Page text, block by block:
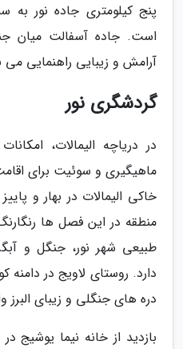
پنج کیلومتری جاده نور به
است. جاده آسفالت میان
آرامش و زیبایی راهنمایی می
گردشگری نور
در دریاچه الیمالات،
ماهیگیری و سوئیت برای
خاکی الیمالات در بهار و
منطقه در این فصل ها
طبیعی شهر نور، جنگل و
دارد. روستای لاویج در دامنه
دره های جنگلی و زیبای
بازدید از خانه نیما یوشیج